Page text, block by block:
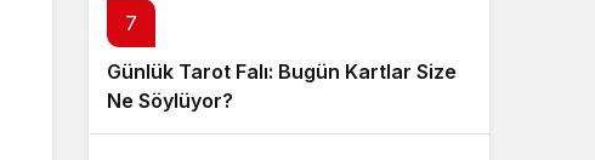
7
Günlük Tarot Falı: Bugün Kartlar Size
Ne Söylüyor?